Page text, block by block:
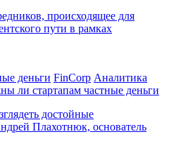
происходящее для
пути в рамках
FinCorp Аналитика
ли стартапам частные деньги
достойные
Плахотнюк, основатель